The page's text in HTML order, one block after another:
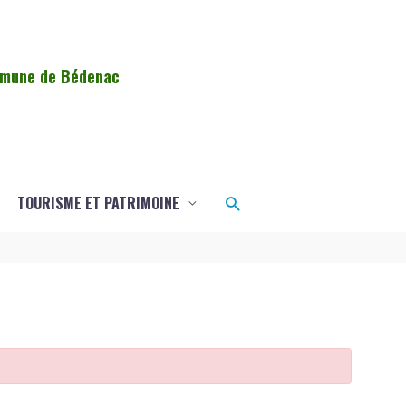
de Bédenac
TOURISME ET PATRIMOINE Rechercher